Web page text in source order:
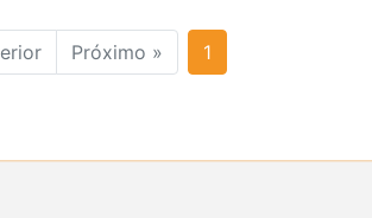
Próximo » 1